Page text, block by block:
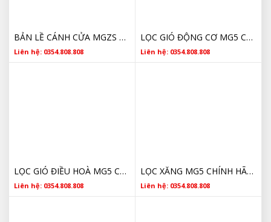
BẢN LỀ CÁNH CỬA MGZS CHÍNH HÃNG GIÁ TỐT
Liên hệ: 0354.808.808
LỌC GIÓ ĐỘNG CƠ MG5 CHÍNH HÃNG
Liên hệ: 0354.808.808
LỌC GIÓ ĐIỀU HOÀ MG5 CHÍNH HÃNG
Liên hệ: 0354.808.808
LỌC XĂNG MG5 CHÍNH HÃNG GIÁ TỐT
Liên hệ: 0354.808.808